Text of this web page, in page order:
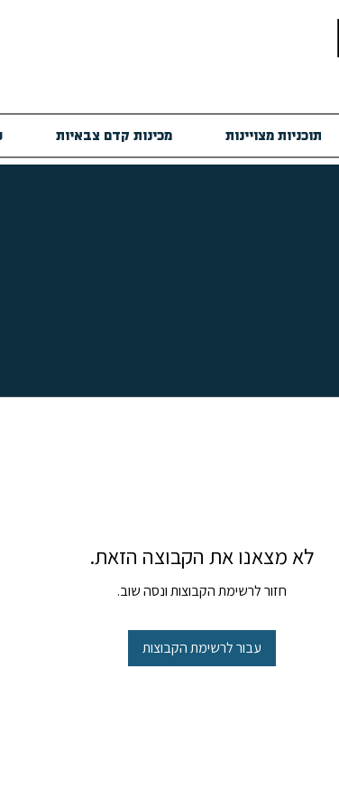
תוכניות מצויינות מכינות קדם צבאיות
לא מצאנו את הקבוצה הזאת.
חזור לרשימת הקבוצות ונסה שוב.
עבור לרשימת הקבוצות